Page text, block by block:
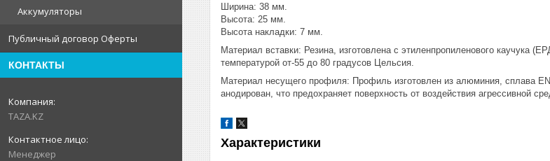
Аккумуляторы
Публичный договор Оферты
КОНТАКТЫ
TAZA.KZ
Менеджер
Ширина: 38 мм.
Высота: 25 мм.
Высота накладки: 7 мм.
Материал вставки: Резина, изготовлена с этиленпропиленового каучука
температурой от-55 до 80 градусов Цельсия.
Материал несущего профиля: Профиль изготовлен из алюминия, сплава
анодирован, что предохраняет поверхность от воздействия агрессивной
Характеристики